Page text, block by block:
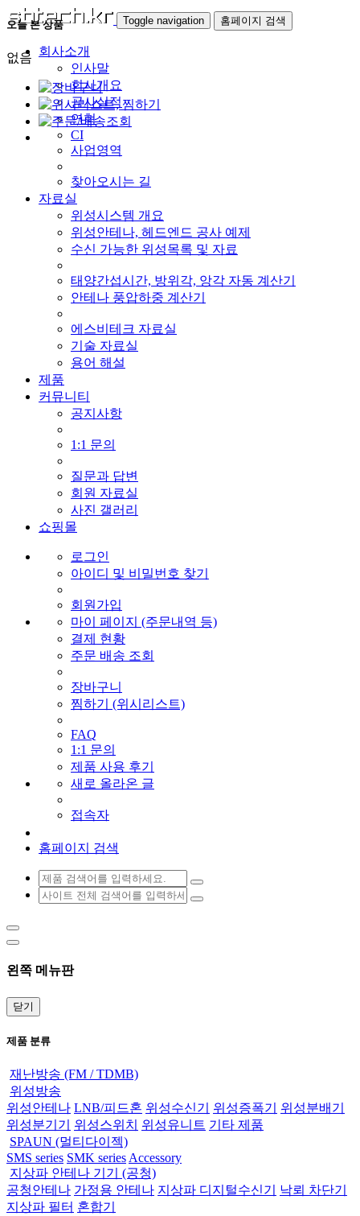
Toggle navigation 홈페이지 검색
회사소개
인사말
회사개요
공사실적
연혁
CI
사업영역
찾아오시는 길
자료실
위성시스템 개요
위성안테나, 헤드엔드 공사 예제
수신 가능한 위성목록 및 자료
태양간섭시간, 방위각, 앙각 자동 계산기
안테나 풍압하중 계산기
에스비테크 자료실
기술 자료실
용어 해설
제품
커뮤니티
공지사항
1:1 문의
질문과 답변
회원 자료실
사진 갤러리
쇼핑몰
로그인
아이디 및 비밀번호 찾기
회원가입
마이 페이지 (주문내역 등)
결제 현황
주문 배송 조회
장바구니
찜하기 (위시리스트)
FAQ
1:1 문의
제품 사용 후기
새로 올라온 글
접속자
홈페이지 검색
왼쪽 메뉴판
닫기
제품 분류
재난방송 (FM / TDMB)
위성방송
위성안테나 LNB/피드혼 위성수신기 위성증폭기
위성분배기
위성분기기
위성스위치 위성유니트 기타 제품
SPAUN (멀티다이젝)
SMS series SMK series Accessory
지상파 안테나 기기 (공청)
공청안테나 가정용 안테나 지상파 디지털수신기
낙뢰 차단기
지상파 필터 혼합기
오늘 본 상품
없음